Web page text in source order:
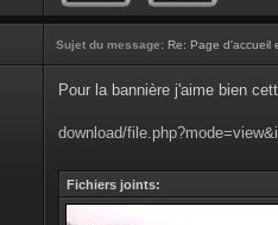
Sujet du message: Re: Page d'accueil
Pour la bannière j'aime bien
download/
Fichiers joints: